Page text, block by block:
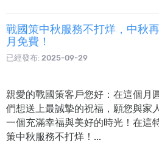
戰國策中秋服務不打烊，中秋
月免費！
已經發布: 2025-09-29
親愛的戰國策客戶您好：在這個月
們想送上最誠摯的祝福，願您與家
一個充滿幸福與美好的時光！在這
策中秋服務不打烊！...